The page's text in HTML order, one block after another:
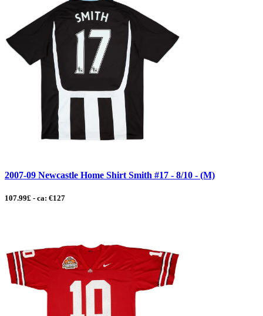
2007-09 Newcastle Home Shirt Smith #17 - 8/10 - (M)
107.99£ - ca: €127